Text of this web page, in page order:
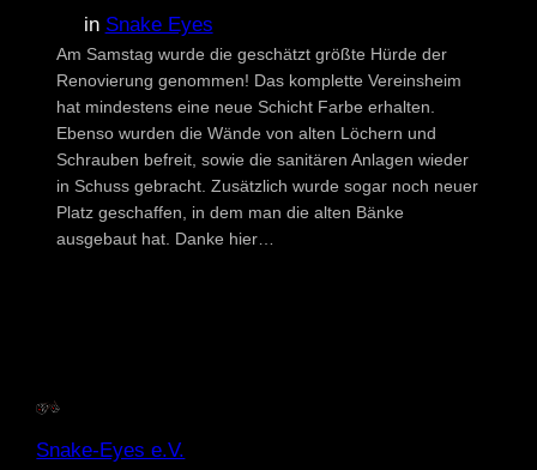
in Snake Eyes
Am Samstag wurde die geschätzt größte Hürde der
Renovierung genommen! Das komplette Vereinsheim
hat mindestens eine neue Schicht Farbe erhalten.
Ebenso wurden die Wände von alten Löchern und
Schrauben befreit, sowie die sanitären Anlagen wieder
in Schuss gebracht. Zusätzlich wurde sogar noch neuer
Platz geschaffen, in dem man die alten Bänke
ausgebaut hat. Danke hier…
Snake-Eyes e.V.